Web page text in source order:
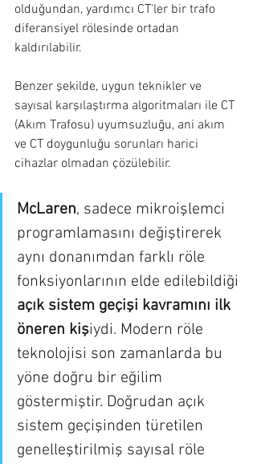
olduğundan, yardımcı CT'ler bir trafo
diferansiyel rölesinde ortadan
kaldırılabilir.
Benzer şekilde, uygun teknikler ve
sayısal karşılaştırma algoritmaları ile CT
(Akım Trafosu) uyumsuzluğu, ani akım
ve CT doygunluğu sorunları harici
cihazlar olmadan çözülebilir.
McLaren, sadece mikroişlemci
programlamasını değiştirerek
aynı donanımdan farklı röle
fonksiyonlarının elde edilebildiği
açık sistem geçişi kavramını ilk
öneren kişiydi. Modern röle
teknolojisi son zamanlarda bu
yöne doğru bir eğilim
göstermiştir. Doğrudan açık
sistem geçişinden türetilen
genelleştirilmiş sayısal röle